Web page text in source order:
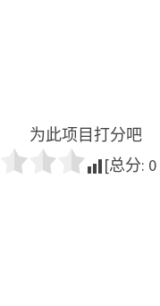
为此项目打分吧
[总分: 0